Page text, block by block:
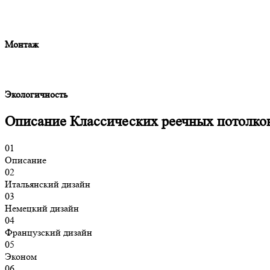
Монтаж
Экологичность
Описание Классических реечных
01
Описание
02
Итальянский дизайн
03
Немецкий дизайн
04
Французский дизайн
05
Эконом